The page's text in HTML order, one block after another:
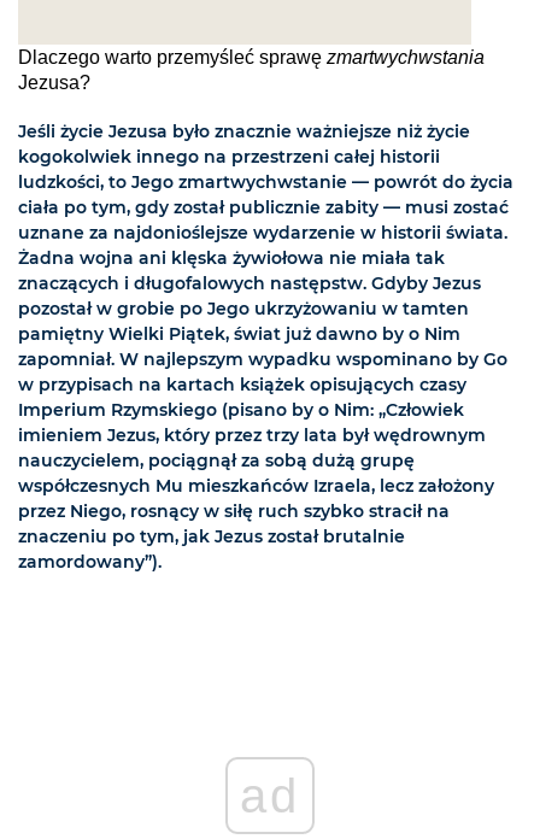
Dlaczego warto przemyśleć sprawę zmartwychwstania
Jezusa?
Jeśli życie Jezusa było znacznie ważniejsze niż życie
kogokolwiek innego na przestrzeni całej historii
ludzkości, to Jego zmartwychwstanie — powrót do życia
ciała po tym, gdy został publicznie zabity — musi zostać
uznane za najdonioślejsze wydarzenie w historii świata.
Żadna wojna ani klęska żywiołowa nie miała tak
znaczących i długofalowych następstw. Gdyby Jezus
pozostał w grobie po Jego ukrzyżowaniu w tamten
pamiętny Wielki Piątek, świat już dawno by o Nim
zapomniał. W najlepszym wypadku wspominano by Go
w przypisach na kartach książek opisujących czasy
Imperium Rzymskiego (pisano by o Nim: „Człowiek
imieniem Jezus, który przez trzy lata był wędrownym
nauczycielem, pociągnął za sobą dużą grupę
współczesnych Mu mieszkańców Izraela, lecz założony
przez Niego, rosnący w siłę ruch szybko stracił na
znaczeniu po tym, jak Jezus został brutalnie
zamordowany”).
ad